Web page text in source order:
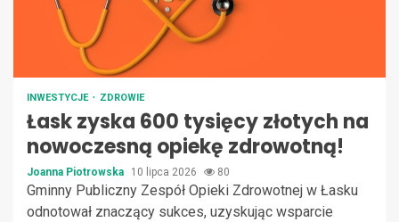
INWESTYCJE ZDROWIE
Łask zyska 600 tysięcy złotych na
nowoczesną opiekę zdrowotną!
Joanna Piotrowska 10 lipca 2026 80
Gminny Publiczny Zespół Opieki Zdrowotnej w Łasku
odnotował znaczący sukces, uzyskując wsparcie